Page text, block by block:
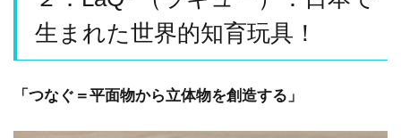
生まれた世界的知育玩具！
「つなぐ＝平面物から立体物を創造する」